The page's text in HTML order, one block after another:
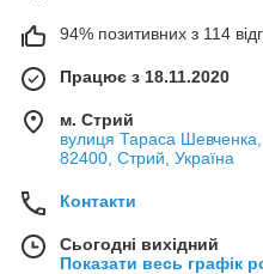
94% позитивних з 114
Працює з 18.11.2020
м. Стрий
вулиця Тараса Шевченка,
82400, Стрий, Україна
Контакти
Сьогодні вихідний
Показати весь графік